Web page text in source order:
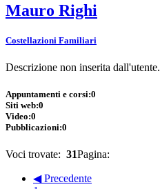
Mauro Righi
Costellazioni Familiari
Descrizione non inserita dall'utente.
Appuntamenti e corsi:0
Siti web:0
Video:0
Pubblicazioni:0
Voci trovate: 31Pagina:
◀ Precedente